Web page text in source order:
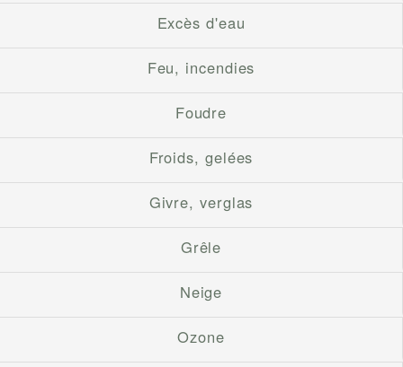
Excès d'eau
Feu, incendies
Foudre
Froids, gelées
Givre, verglas
Grêle
Neige
Ozone